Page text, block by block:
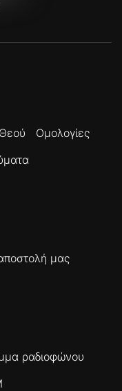
Ομολογίες
μας
ραδιοφώνου